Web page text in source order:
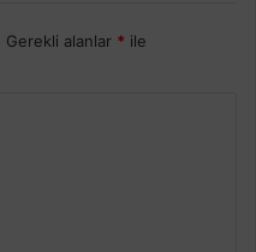
Gerekli alanlar * ile